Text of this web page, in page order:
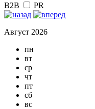
B2B PR
Август 2026
пн
вт
ср
чт
пт
сб
вс